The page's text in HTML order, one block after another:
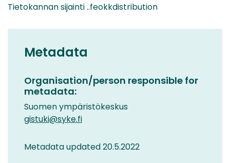
Tietokannan sijainti ..feokkdistribution
Metadata
Organisation/person responsible for
metadata:
Suomen ympäristökeskus
gistuki@syke.fi
Metadata updated 20.5.2022